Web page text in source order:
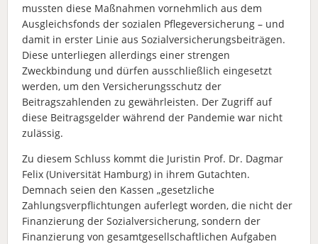
mussten diese Maßnahmen vornehmlich aus dem
Ausgleichsfonds der sozialen Pflegeversicherung – und
damit in erster Linie aus Sozialversicherungsbeiträgen.
Diese unterliegen allerdings einer strengen
Zweckbindung und dürfen ausschließlich eingesetzt
werden, um den Versicherungsschutz der
Beitragszahlenden zu gewährleisten. Der Zugriff auf
diese Beitragsgelder während der Pandemie war nicht
zulässig.
Zu diesem Schluss kommt die Juristin Prof. Dr. Dagmar
Felix (Universität Hamburg) in ihrem Gutachten.
Demnach seien den Kassen „gesetzliche
Zahlungsverpflichtungen auferlegt worden, die nicht der
Finanzierung der Sozialversicherung, sondern der
Finanzierung von gesamtgesellschaftlichen Aufgaben